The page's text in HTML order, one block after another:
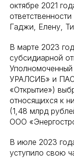
октябре 2021
Гаджи, Елену,
В марте 2023
субсидиарной
УРАЛСИБ» и ПАО
«Открытие»)
относящихся к
(1,48 млрд
ООО
В июле 2023
уступило свою